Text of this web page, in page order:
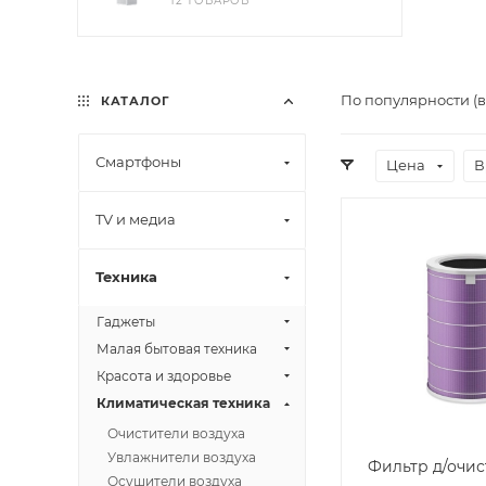
По популярности
Цена
Фильтр д/
КАТАЛОГ
Смартфоны
TV и медиа
Техника
Гаджеты
Малая бытовая техника
Красота и здоровье
Климатическая техника
Очистители воздуха
Увлажнители воздуха
Осушители воздуха